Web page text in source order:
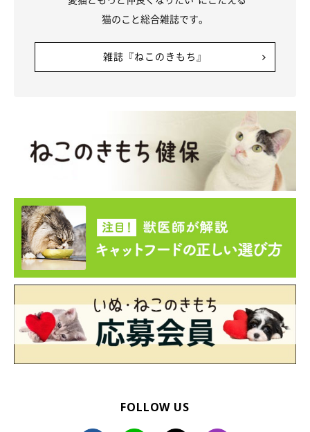
猫のこと総合雑誌です。
雑誌『ねこのきもち』
FOLLOW US